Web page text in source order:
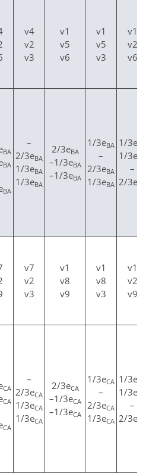
v4
v2
v3
v1
v5
v6
v1
v5
v3
v1
v2
v6
BA
BA
BA
–
2/3eBA
1/3eBA
1/3eBA
2/3eBA
–1/3eBA
–1/3eBA
1/3eBA
–
2/3eBA
1/3eBA
1/3e
1/3e
–
2/3e
v7
v2
v3
v1
v8
v9
v1
v8
v3
v1
v2
v9
CA
CA
CA
–
2/3eCA
1/3eCA
1/3eCA
2/3eCA
–1/3eCA
–1/3eCA
1/3eCA
–
2/3eCA
1/3eCA
1/3e
1/3e
–
2/3e